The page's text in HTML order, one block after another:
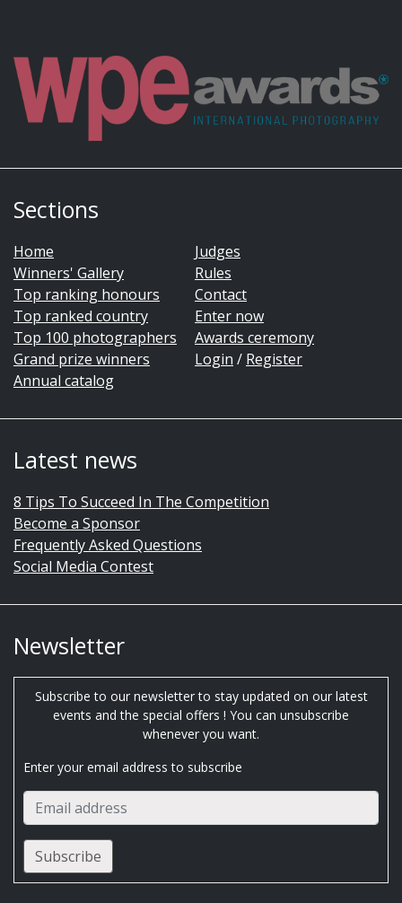
Sections
Home
Winners' Gallery
Top ranking honours
Top ranked country
Top 100 photographers
Grand prize winners
Annual catalog
Judges
Rules
Contact
Enter now
Awards ceremony
Login / Register
Latest news
8 Tips To Succeed In The Competition
Become a Sponsor
Frequently Asked Questions
Social Media Contest
Newsletter
Subscribe to our newsletter to stay updated on our latest
events and the special offers ! You can unsubscribe
whenever you want.
Enter your email address to subscribe